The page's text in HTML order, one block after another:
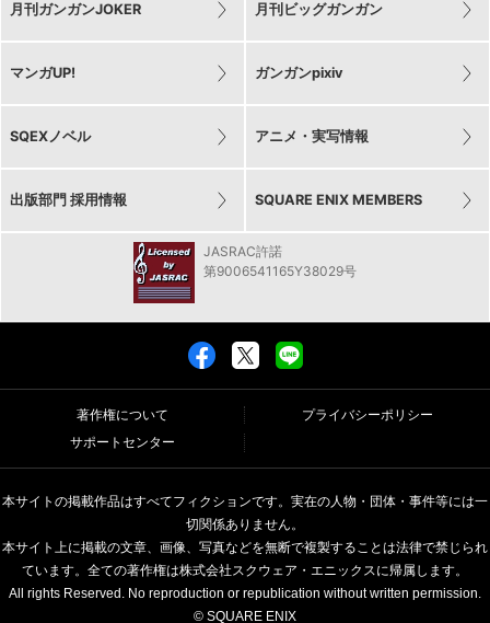
月刊ガンガンJOKER 月刊ビッグガンガン
マンガUP! ガンガンpixiv
SQEXノベル アニメ・実写情報
出版部門 採用情報 SQUARE ENIX MEMBERS
JASRAC許諾
第9006541165Y38029号
著作権について
プライバシーポリシー
サポートセンター
本サイトの掲載作品はすべてフィクションです。実在の人物・団体・事件等には一
切関係ありません。
本サイト上に掲載の文章、画像、写真などを無断で複製することは法律で禁じられ
ています。全ての著作権は株式会社スクウェア・エニックスに帰属します。
All rights Reserved. No reproduction or republication without written permission.
© SQUARE ENIX